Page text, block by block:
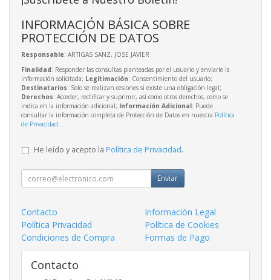
INFORMACIÓN BÁSICA SOBRE
PROTECCIÓN DE DATOS
Responsable: ARTIGAS SANZ, JOSE JAVIER
Finalidad: Responder las consultas planteadas por el usuario y enviarle la
información solicitada; Legitimación: Consentimiento del usuario;
Destinatarios: Solo se realizan cesiones si existe una obligación legal;
Derechos: Acceder, rectificar y suprimir, así como otros derechos, como se
indica en la información adicional; Información Adicional: Puede
consultar la información completa de Protección de Datos en nuestra Política
de Privacidad.
He leído y acepto la Política de Privacidad.
Enviar
Contacto
Información Legal
Política Privacidad
Política de Cookies
Condiciones de Compra
Formas de Pago
Contacto